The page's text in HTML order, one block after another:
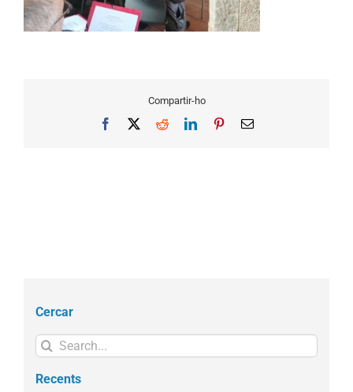
Compartir-ho
Facebook RedditLinkedInPinterestEmail
Cercar
Search
for:
Recents